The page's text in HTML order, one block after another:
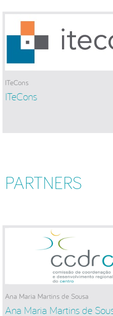
ITeCons
ITeCons
PARTNERS
Ana Maria Martins de Sousa
Ana Maria Martins de